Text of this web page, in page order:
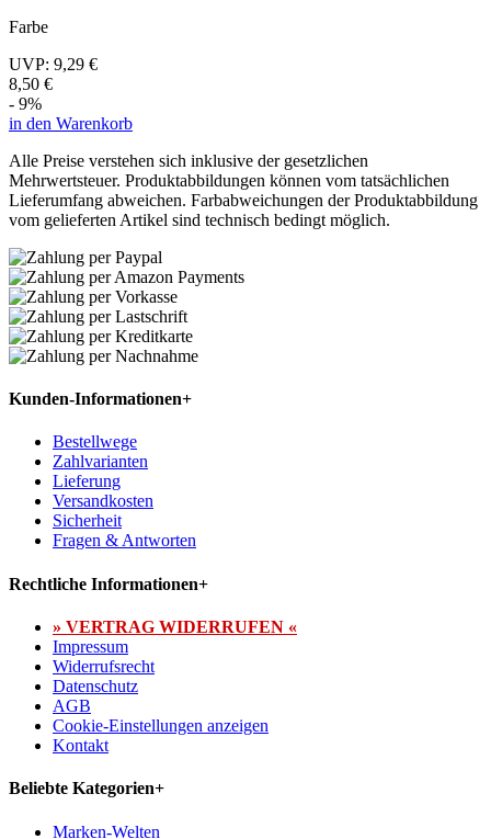
Farbe
UVP: 9,29 €
8,50 €
- 9%
in den Warenkorb
Alle Preise verstehen sich inklusive der gesetzlichen
Mehrwertsteuer. Produktabbildungen können vom tatsächlichen
Lieferumfang abweichen. Farbabweichungen der Produktabbildung
vom gelieferten Artikel sind technisch bedingt möglich.
Kunden-Informationen+
Bestellwege
Zahlvarianten
Lieferung
Versandkosten
Sicherheit
Fragen & Antworten
Rechtliche Informationen+
» VERTRAG WIDERRUFEN «
Impressum
Widerrufsrecht
Datenschutz
AGB
Cookie-Einstellungen anzeigen
Kontakt
Beliebte Kategorien+
Marken-Welten